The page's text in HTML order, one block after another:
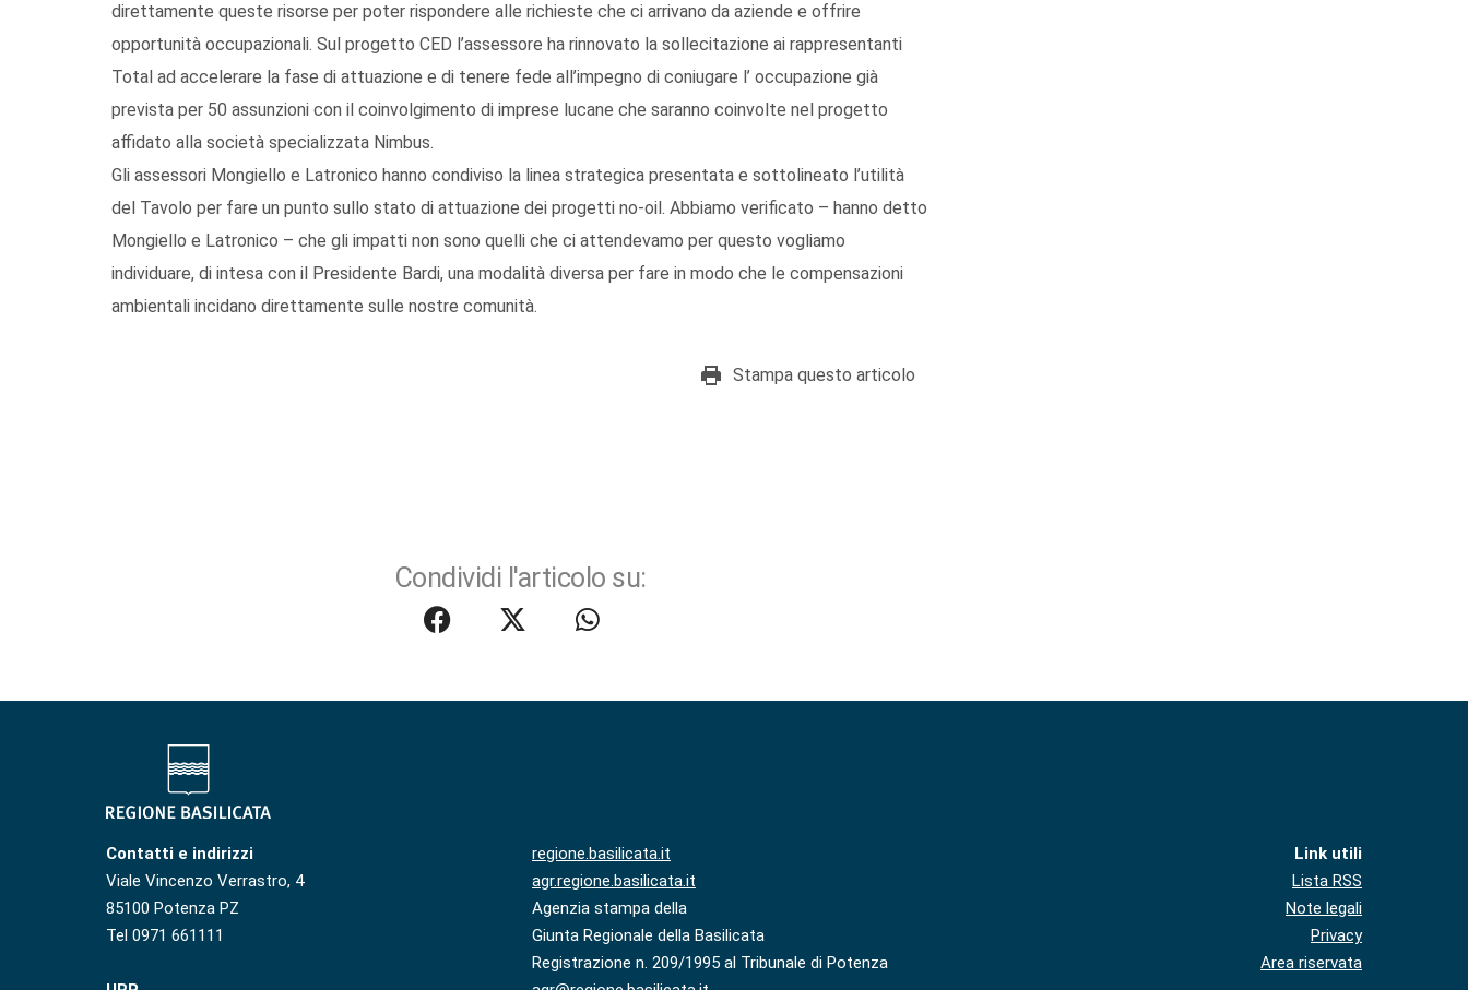
direttamente queste risorse per poter rispondere alle richieste che ci arrivano da aziende e offrire
opportunità occupazionali. Sul progetto CED l’assessore ha rinnovato la sollecitazione ai rappresentanti
Total ad accelerare la fase di attuazione e di tenere fede all’impegno di coniugare l’ occupazione già
prevista per 50 assunzioni con il coinvolgimento di imprese lucane che saranno coinvolte nel progetto
affidato alla società specializzata Nimbus.
Gli assessori Mongiello e Latronico hanno condiviso la linea strategica presentata e sottolineato l’utilità
del Tavolo per fare un punto sullo stato di attuazione dei progetti no-oil. Abbiamo verificato – hanno detto
Mongiello e Latronico – che gli impatti non sono quelli che ci attendevamo per questo vogliamo
individuare, di intesa con il Presidente Bardi, una modalità diversa per fare in modo che le compensazioni
ambientali incidano direttamente sulle nostre comunità.
Stampa questo articolo
Condividi l'articolo su:
Contatti e indirizzi
Viale Vincenzo Verrastro, 4
85100 Potenza PZ
Tel 0971 661111
regione.basilicata.it
agr.regione.basilicata.it
Agenzia stampa della
Giunta Regionale della Basilicata
Registrazione n. 209/1995 al Tribunale di Potenza
Link utili
Lista RSS
Note legali
Privacy
Area riservata